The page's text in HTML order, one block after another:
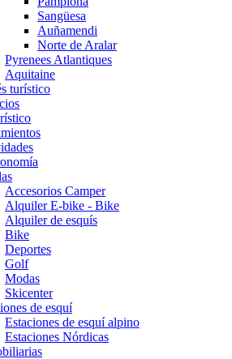
Sangüesa
Auñamendi
Norte de Aralar
Pyrenees Atlantiques
Aquitaine
turístico
Accesorios Camper
Alquiler E-bike - Bike
Alquiler de esquís
Bike
Deportes
Golf
Modas
Skicenter
de esquí
Estaciones de esquí alpino
Estaciones Nórdicas